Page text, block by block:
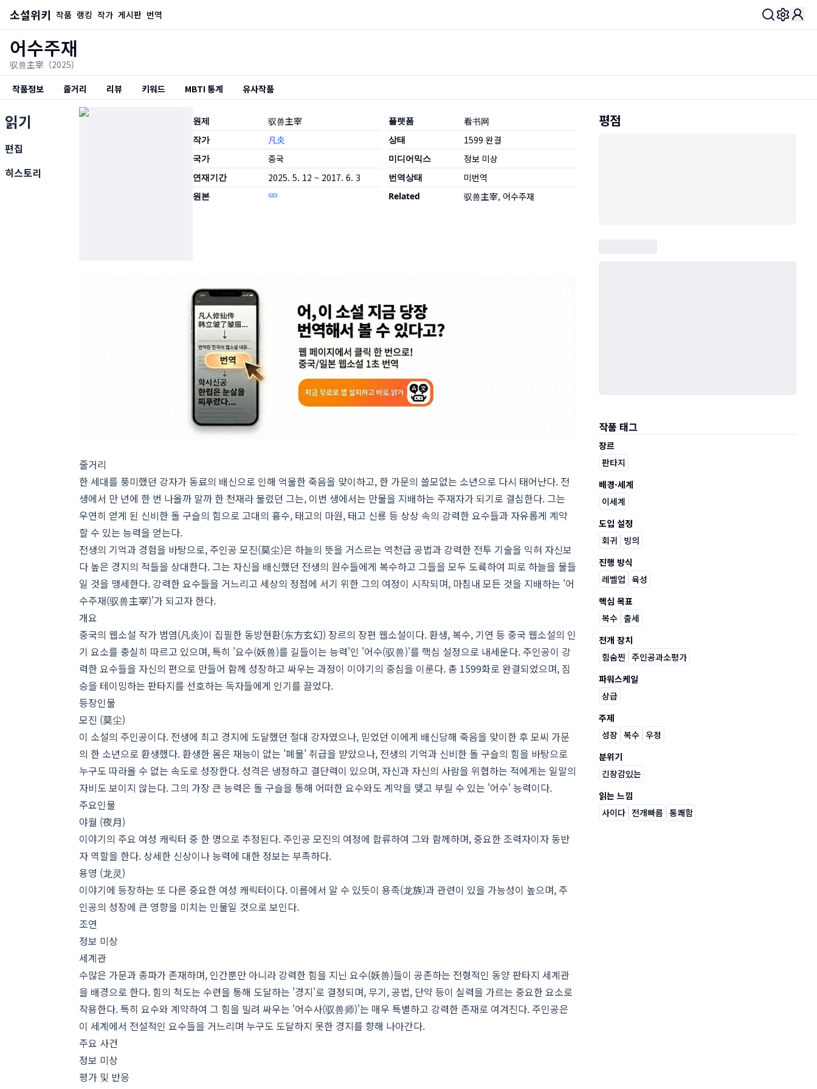
소설위키 작품 랭킹 작가 게시판 번역 Toggle
읽기
편집
히스토리
어수주재
驭兽主宰 (2025)
작품정보
줄거리 리뷰 키워드 MBTI 통계 유사작품
원제 驭兽主宰
작가 凡炎
국가 중국
연재기간 2025. 5. 12 ~ 2017. 6. 3
원본
플랫폼 看书网
상태 1599 완결
미디어믹스 정보 미상
번역상태 미번역
Related 驭兽主宰, 어수주재
줄거리
한 세대를 풍미했던 강자가 동료의 배신으로 인해 억울한 죽음을 맞이하고, 한 가문의 쓸모없는 소년으로 다시 태어난다. 전
생에서 만 년에 한 번 나올까 말까 한 천재라 불렸던 그는, 이번 생에서는 만물을 지배하는 주재자가 되기로 결심한다. 그는
우연히 얻게 된 신비한 돌 구슬의 힘으로 고대의 흉수, 태고의 마원, 태고 신룡 등 상상 속의 강력한 요수들과 자유롭게 계약
할 수 있는 능력을 얻는다.
전생의 기억과 경험을 바탕으로, 주인공 모진(莫尘)은 하늘의 뜻을 거스르는 역천급 공법과 강력한 전투 기술을 익혀 자신보
다 높은 경지의 적들을 상대한다. 그는 자신을 배신했던 전생의 원수들에게 복수하고 그들을 모두 도륙하여 피로 하늘을 물들
일 것을 맹세한다. 강력한 요수들을 거느리고 세상의 정점에 서기 위한 그의 여정이 시작되며, 마침내 모든 것을 지배하는 '어
수주재(驭兽主宰)'가 되고자 한다.
개요
중국의 웹소설 작가 범염(凡炎)이 집필한 동방현환(东方玄幻) 장르의 장편 웹소설이다. 환생, 복수, 기연 등 중국 웹소설의 인
기 요소를 충실히 따르고 있으며, 특히 '요수(妖兽)를 길들이는 능력'인 '어수(驭兽)'를 핵심 설정으로 내세운다. 주인공이 강
력한 요수들을 자신의 편으로 만들어 함께 성장하고 싸우는 과정이 이야기의 중심을 이룬다. 총 1599화로 완결되었으며, 짐
승을 테이밍하는 판타지를 선호하는 독자들에게 인기를 끌었다.
등장인물
모진 (莫尘)
이 소설의 주인공이다. 전생에 최고 경지에 도달했던 절대 강자였으나, 믿었던 이에게 배신당해 죽음을 맞이한 후 모씨 가문
의 한 소년으로 환생했다. 환생한 몸은 재능이 없는 '폐물' 취급을 받았으나, 전생의 기억과 신비한 돌 구슬의 힘을 바탕으로
누구도 따라올 수 없는 속도로 성장한다. 성격은 냉정하고 결단력이 있으며, 자신과 자신의 사람을 위협하는 적에게는 일말의
자비도 보이지 않는다. 그의 가장 큰 능력은 돌 구슬을 통해 어떠한 요수와도 계약을 맺고 부릴 수 있는 '어수' 능력이다.
주요인물
야월 (夜月)
이야기의 주요 여성 캐릭터 중 한 명으로 추정된다. 주인공 모진의 여정에 합류하여 그와 함께하며, 중요한 조력자이자 동반
자 역할을 한다. 상세한 신상이나 능력에 대한 정보는 부족하다.
용영 (龙灵)
이야기에 등장하는 또 다른 중요한 여성 캐릭터이다. 이름에서 알 수 있듯이 용족(龙族)과 관련이 있을 가능성이 높으며, 주
인공의 성장에 큰 영향을 미치는 인물일 것으로 보인다.
조연
정보 미상
세계관
수많은 가문과 종파가 존재하며, 인간뿐만 아니라 강력한 힘을 지닌 요수(妖兽)들이 공존하는 전형적인 동양 판타지 세계관
을 배경으로 한다. 힘의 척도는 수련을 통해 도달하는 '경지'로 결정되며, 무기, 공법, 단약 등이 실력을 가르는 중요한 요소로
작용한다. 특히 요수와 계약하여 그 힘을 빌려 싸우는 '어수사(驭兽师)'는 매우 특별하고 강력한 존재로 여겨진다. 주인공은
이 세계에서 전설적인 요수들을 거느리며 누구도 도달하지 못한 경지를 향해 나아간다.
주요 사건
정보 미상
평가 및 반응
평점
작품 태그
장르
판타지
배경·세계
이세계
도입 설정
회귀 빙의
진행 방식
레벨업 육성
핵심 목표
복수 출세
전개 장치
힘숨찐 주인공과소평가
파워스케일
상급
주제
성장 복수 우정
분위기
긴장감있는
읽는 느낌
사이다 전개빠름 통쾌함